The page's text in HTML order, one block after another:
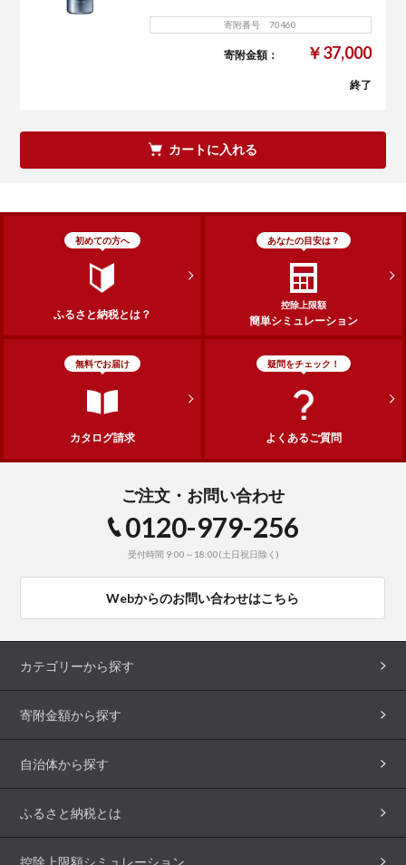
寄附番号 70460
寄附金額： ￥37,000
終了
カートに入れる
初めての方へ
ふるさと納税とは？
あなたの目安は？
控除上限額
簡単シミュレーション
無料でお届け
カタログ請求
疑問をチェック！
よくあるご質問
ご注文・お問い合わせ
0120-979-256
受付時間 9:00～18:00(土日祝日除く)
Webからのお問い合わせはこちら
カテゴリーから探す
寄附金額から探す
自治体から探す
ふるさと納税とは
控除上限額シミュレーション